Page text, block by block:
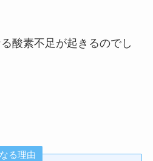
酸素不足が起きるのでし
る理由